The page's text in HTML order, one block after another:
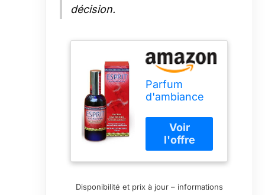
décision.
Parfum
d'ambiance
Amérindien
100 ML
Disponibilité et prix à jour – informations